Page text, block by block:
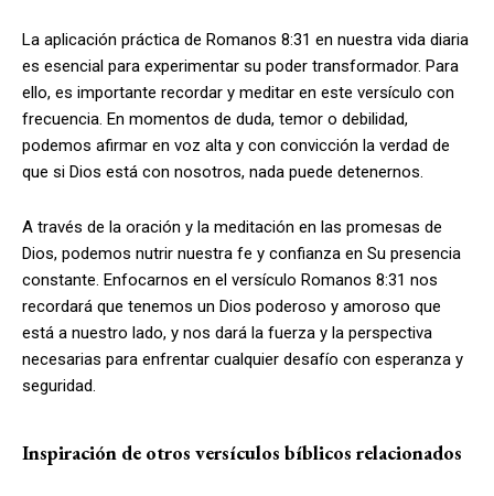
La aplicación práctica de Romanos 8:31 en nuestra vida diaria
es esencial para experimentar su poder transformador. Para
ello, es importante recordar y meditar en este versículo con
frecuencia. En momentos de duda, temor o debilidad,
podemos afirmar en voz alta y con convicción la verdad de
que si Dios está con nosotros, nada puede detenernos.
A través de la oración y la meditación en las promesas de
Dios, podemos nutrir nuestra fe y confianza en Su presencia
constante. Enfocarnos en el versículo Romanos 8:31 nos
recordará que tenemos un Dios poderoso y amoroso que
está a nuestro lado, y nos dará la fuerza y la perspectiva
necesarias para enfrentar cualquier desafío con esperanza y
seguridad.
Inspiración de otros versículos bíblicos relacionados